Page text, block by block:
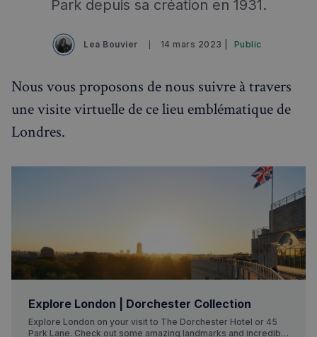
Park depuis sa création en 1931.
Lea Bouvier 14 mars 2023 | Public
Nous vous proposons de nous suivre à travers
une visite virtuelle de ce lieu emblématique de
Londres.
Explore London | Dorchester Collection
Explore London on your visit to The Dorchester Hotel or 45
Park Lane. Check out some amazing landmarks and incredible